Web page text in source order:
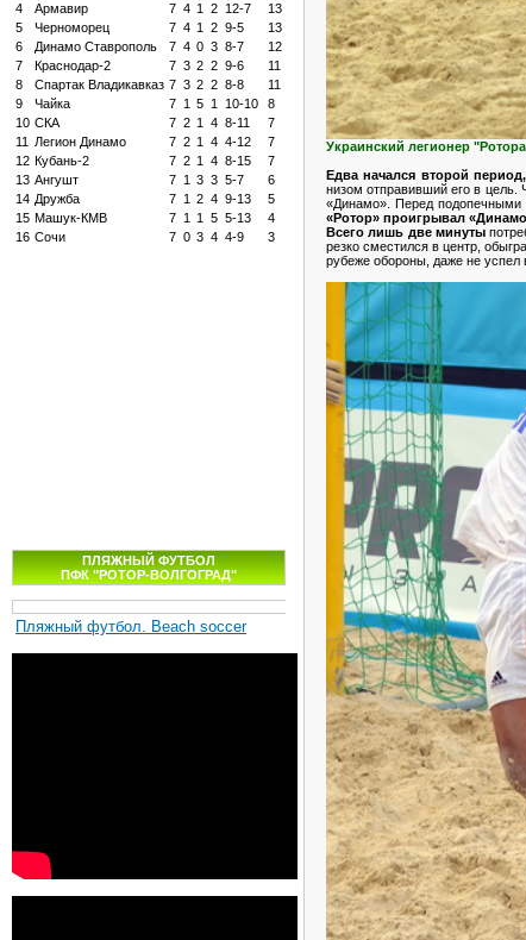
4
Армавир 7 4 1 2 12-7
13
5
Черноморец 7 4 1 2 9-5
13
6
Динамо Ставрополь 7 4 0 3 8-7
12
7
Краснодар-2 7 3 2 2 9-6
11
8
Спартак Владикавказ 7 3 2 2 8-8
11
9
Чайка 7 1 5 1 10-10
8
10 СКА 7 2 1 4 8-11
7
11
Легион Динамо 7 2 1 4 4-12
7
12 Кубань-2 7 2 1 4 8-15
7
13 Ангушт 7 1 3 3 5-7
6
14 Дружба 7 1 2 4 9-13
5
15 Машук-КМВ 7 1 1 5 5-13
4
16 Сочи 7 0 3 4 4-9 3
ПЛЯЖНЫЙ ФУТБОЛ
ПФК "РОТОР-ВОЛГОГРАД"
Пляжный футбол. Beach soccer
Украинский легионер
Едва начался второй период,
низом отправивший его в цель.
«Динамо». Перед подопечными
«Ротор» проигрывал
Всего лишь две минуты
резко сместился в центр,
рубеже обороны, даже не успел